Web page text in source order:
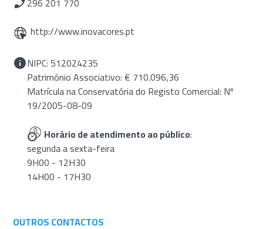
http://www.inovacores.pt
NIPC: 512024235
Património Associativo: € 710.096,36
Matrícula na Conservatória do Registo Comercial: Nº
19/2005-08-09
Horário de atendimento ao público:
segunda a sexta-feira
9H00 - 12H30
14H00 - 17H30
OUTROS CONTACTOS